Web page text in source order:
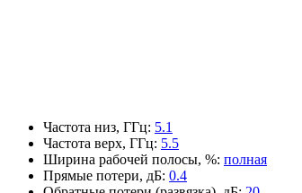
Частота низ, ГГц: 5.1
Частота верх, ГГц: 5.5
Ширина рабочей полосы, %: полная
Прямые потери, дБ: 0.4